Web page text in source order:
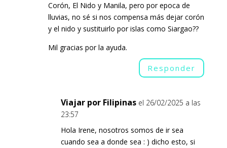
Corón, El Nido y Manila, pero por epoca de
lluvias, no sé si nos compensa más dejar corón
y el nido y sustituirlo por islas como Siargao??
Mil gracias por la ayuda.
Responder
Viajar por Filipinas el 26/02/2025 a las
23:57
Hola Irene, nosotros somos de ir sea
cuando sea a donde sea : ) dicho esto, si